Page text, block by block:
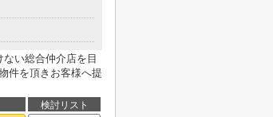
い総合仲介店を目
件を頂きお客様へ提
検討リスト